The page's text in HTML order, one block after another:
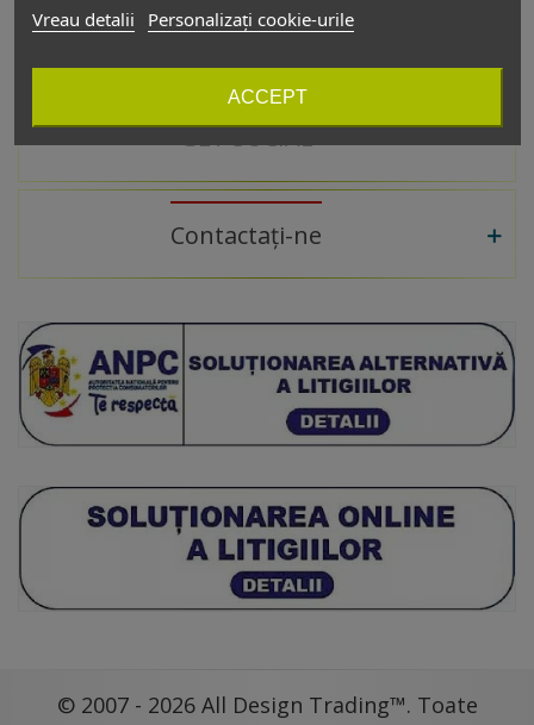
Vreau detalii
Personalizați cookie-urile
ACCEPT
Catalog
GET SOCIAL
Contactați-ne
© 2007 - 2026 All Design Trading™. Toate